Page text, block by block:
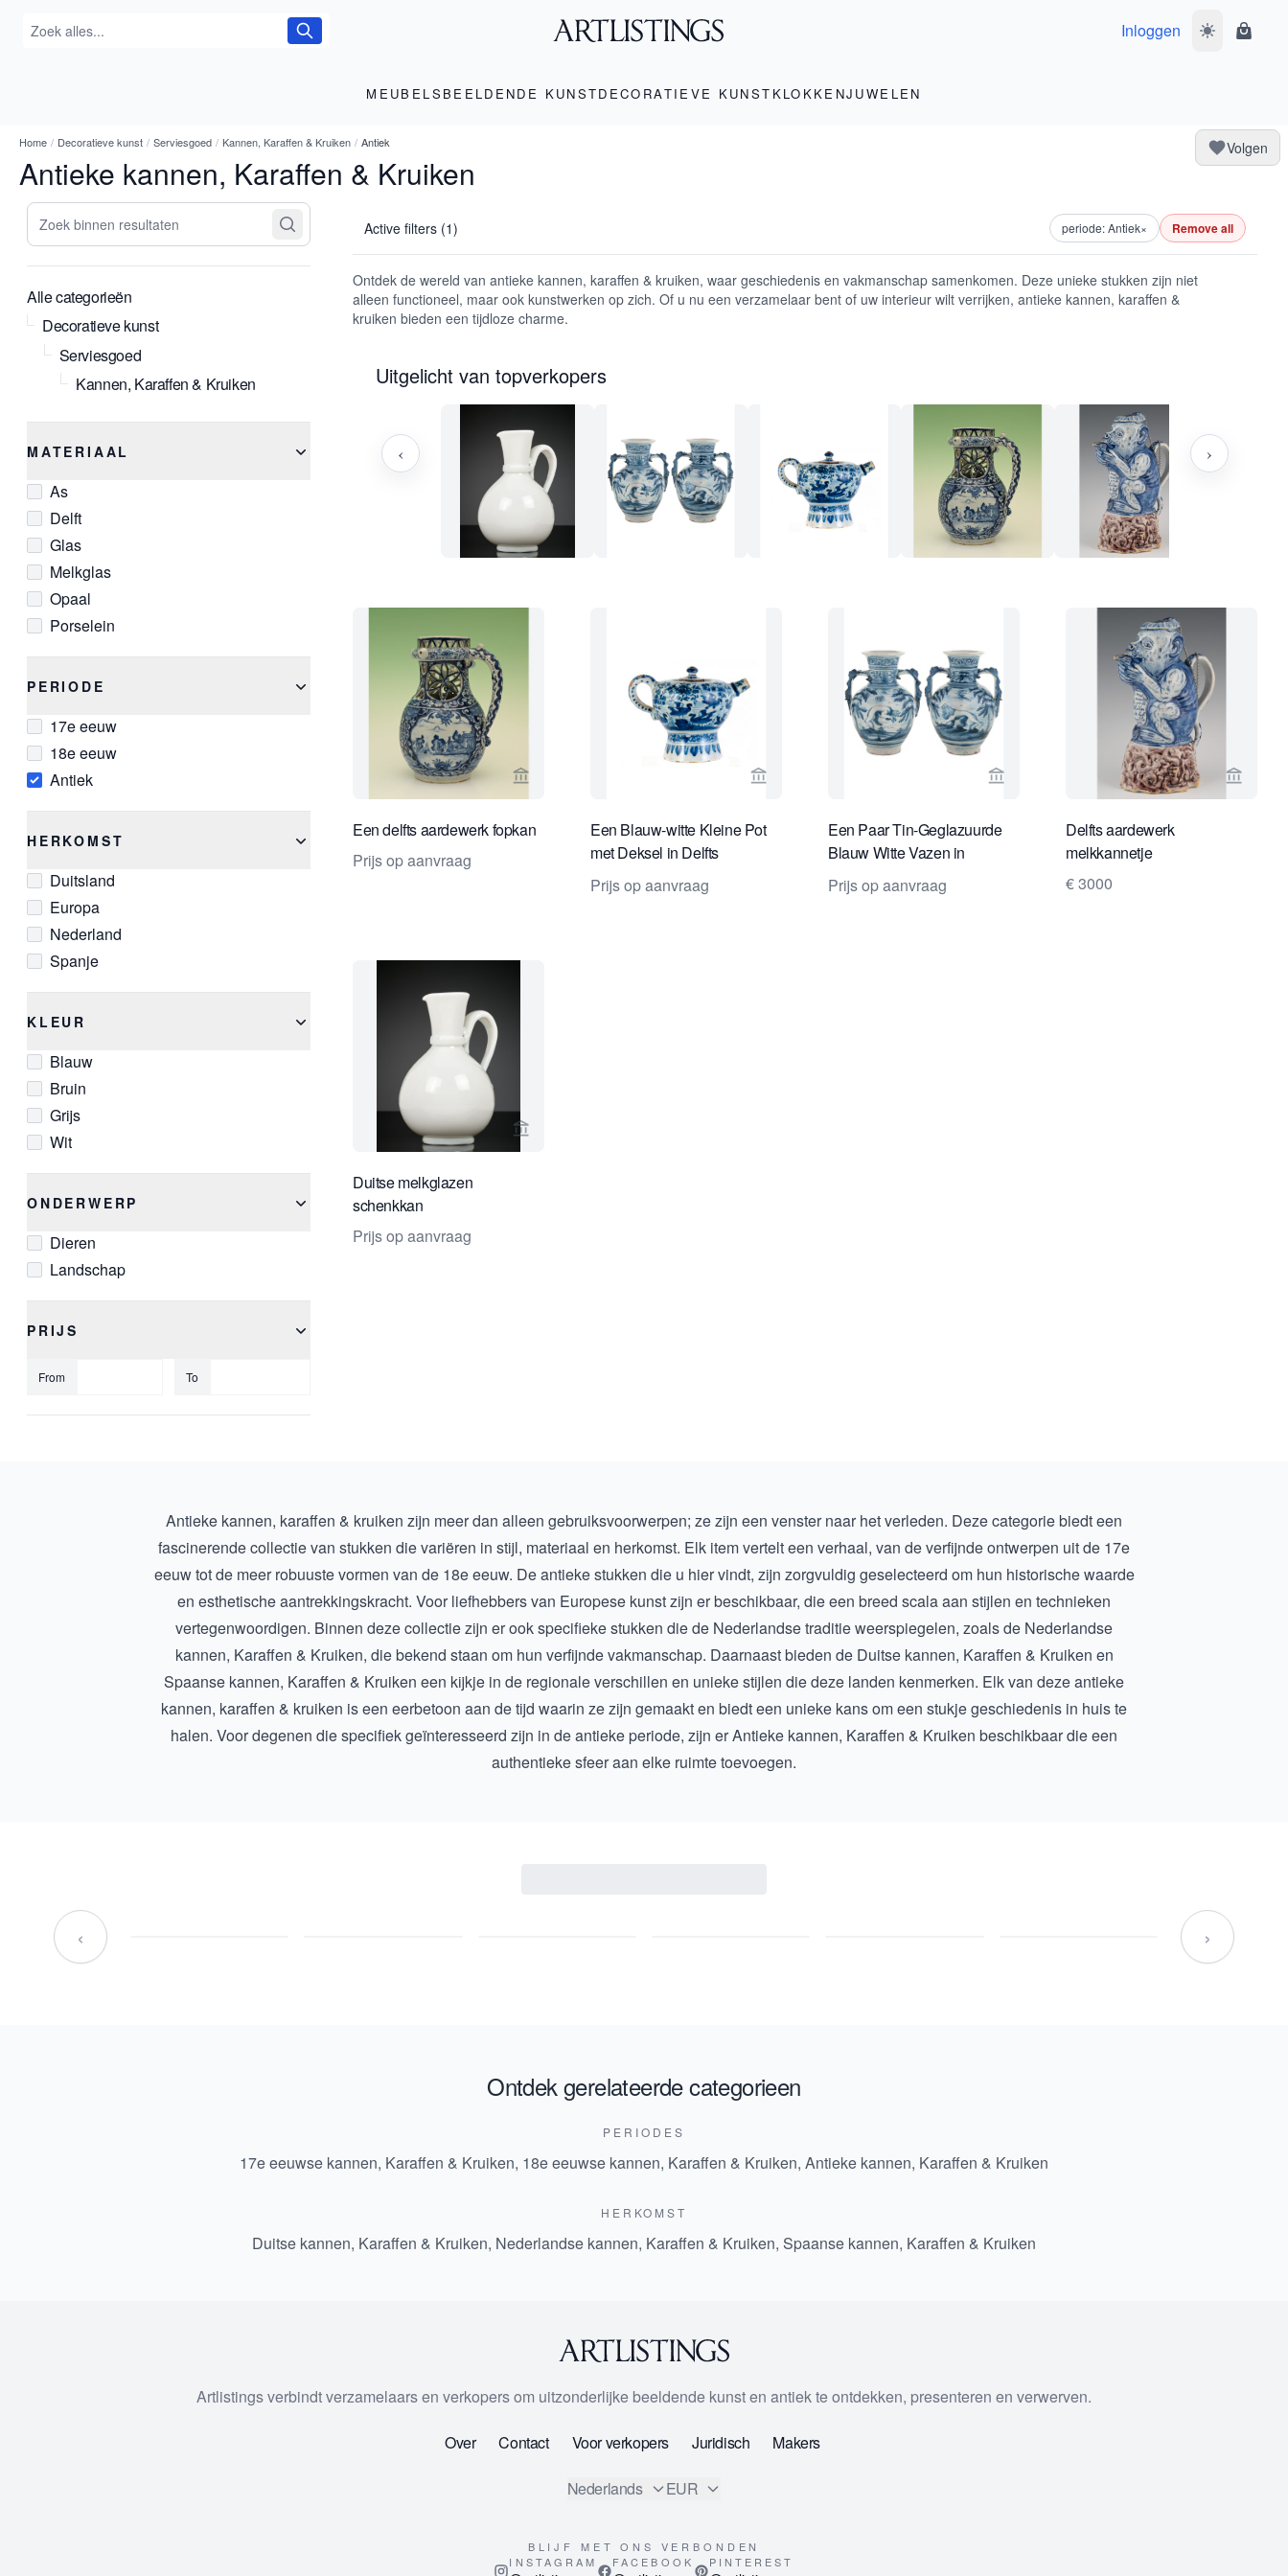
Inloggen Wissel
MEUBELS BEELDENDE KUNSTDECORATIEVE KUNST KLOKKENJUWELEN
Home / Decoratieve kunst / Serviesgoed / Kannen, Karaffen & Kruiken / Antiek
Antieke kannen, Karaffen & Kruiken
Volgen
Zoek binnen resultaten
Alle categorieën
Decoratieve kunst
Serviesgoed
Kannen, Karaffen & Kruiken
MATERIAAL
As
Delft
Glas
Melkglas
Opaal
Porselein
PERIODE
17e eeuw
18e eeuw
Antiek
HERKOMST
Duitsland
Europa
Nederland
Spanje
KLEUR
Blauw
Bruin
Grijs
Wit
ONDERWERP
Dieren
Landschap
PRIJS
From To
Active filters (1) periode: Antiek× Remove all
Ontdek de wereld van antieke kannen, karaffen & kruiken, waar geschiedenis en vakmanschap samenkomen. Deze unieke stukken zijn niet
alleen functioneel, maar ook kunstwerken op zich. Of u nu een verzamelaar bent of uw interieur wilt verrijken, antieke kannen, karaffen &
kruiken bieden een tijdloze charme.
Uitgelicht van topverkopers
‹ ›
Bekijk verkoperspagina van Limburg Antiquairs
Een delfts aardewerk fopkan
Prijs op aanvraag
Bekijk verkoperspagina van Van Nie Antiquairs
Een Blauw-witte Kleine Pot
met Deksel in Delfts
Aardewerk
Prijs op aanvraag
Bekijk verkoperspagina van Van Nie
Een Paar Tin-Geglazuurde
Blauw Witte Vazen in
Aardewerk
Prijs op aanvraag
Bekijk
Delfts aardewerk
melkkannetje
€ 3000
Bekijk verkoperspagina van Kollenburg Antiquairs BV
Duitse melkglazen
schenkkan
Prijs op aanvraag
Antieke kannen, karaffen & kruiken zijn meer dan alleen gebruiksvoorwerpen; ze zijn een venster naar het verleden. Deze categorie biedt een
fascinerende collectie van stukken die variëren in stijl, materiaal en herkomst. Elk item vertelt een verhaal, van de verfijnde ontwerpen uit de 17e
eeuw tot de meer robuuste vormen van de 18e eeuw. De antieke stukken die u hier vindt, zijn zorgvuldig geselecteerd om hun historische waarde
en esthetische aantrekkingskracht. Voor liefhebbers van Europese kunst zijn er beschikbaar, die een breed scala aan stijlen en technieken
vertegenwoordigen. Binnen deze collectie zijn er ook specifieke stukken die de Nederlandse traditie weerspiegelen, zoals de Nederlandse
kannen, Karaffen & Kruiken, die bekend staan om hun verfijnde vakmanschap. Daarnaast bieden de Duitse kannen, Karaffen & Kruiken en
Spaanse kannen, Karaffen & Kruiken een kijkje in de regionale verschillen en unieke stijlen die deze landen kenmerken. Elk van deze antieke
kannen, karaffen & kruiken is een eerbetoon aan de tijd waarin ze zijn gemaakt en biedt een unieke kans om een stukje geschiedenis in huis te
halen. Voor degenen die specifiek geïnteresseerd zijn in de antieke periode, zijn erAntieke kannen, Karaffen & Kruiken beschikbaar die een
authentieke sfeer aan elke ruimte toevoegen.
‹ ›
Ontdek gerelateerde categorieen
PERIODES
17e eeuwse kannen, Karaffen & Kruiken, 18e eeuwse kannen, Karaffen & Kruiken, Antieke kannen, Karaffen & Kruiken
HERKOMST
Duitse kannen, Karaffen & Kruiken, Nederlandse kannen, Karaffen & Kruiken, Spaanse kannen, Karaffen & Kruiken
Artlistings verbindt verzamelaars en verkopers om uitzonderlijke beeldende kunst en antiek te ontdekken, presenteren en verwerven.
Over Contact Voor verkopers Juridisch Makers
Nederlands EUR
BLIJF MET ONS VERBONDEN
INSTAGRAM
FACEBOOK PINTEREST